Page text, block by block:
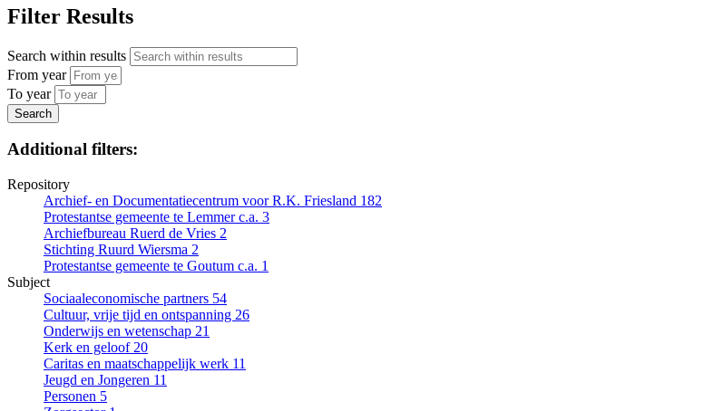
Filter Results
Search within results
From year
To year
Additional filters:
Repository
Archief- en Documentatiecentrum voor R.K. Friesland 182
Protestantse gemeente te Lemmer c.a. 3
Archiefbureau Ruerd de Vries 2
Stichting Ruurd Wiersma 2
Protestantse gemeente te Goutum c.a. 1
Subject
Sociaaleconomische partners 54
Cultuur, vrije tijd en ontspanning 26
Onderwijs en wetenschap 21
Kerk en geloof 20
Caritas en maatschappelijk werk 11
Jeugd en Jongeren 11
Personen 5